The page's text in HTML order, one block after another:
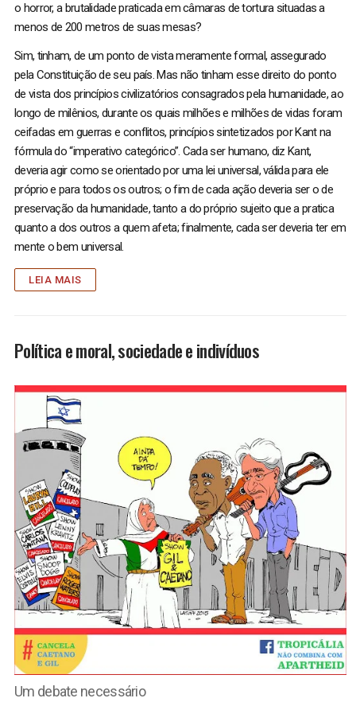
o horror, a brutalidade praticada em câmaras de tortura situadas a
menos de 200 metros de suas mesas?
Sim, tinham, de um ponto de vista meramente formal, assegurado
pela Constituição de seu país. Mas não tinham esse direito do ponto
de vista dos princípios civilizatórios consagrados pela humanidade, ao
longo de milênios, durante os quais milhões e milhões de vidas foram
ceifadas em guerras e conflitos, princípios sintetizados por Kant na
fórmula do “imperativo categórico”. Cada ser humano, diz Kant,
deveria agir como se orientado por uma lei universal, válida para ele
próprio e para todos os outros; o fim de cada ação deveria ser o de
preservação da humanidade, tanto a do próprio sujeito que a pratica
quanto a dos outros a quem afeta; finalmente, cada ser deveria ter em
mente o bem universal.
LEIA MAIS
Política e moral, sociedade e indivíduos
Um debate necessário